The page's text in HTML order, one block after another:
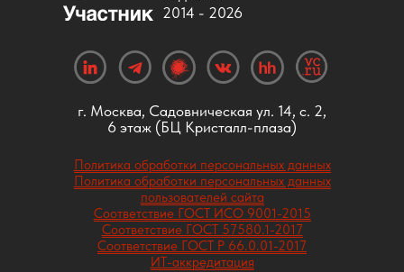
Политика обработки персональных данных
Политика обработки персональных данных
пользователей сайта
Соответствие ГОСТ ИСО 9001-2015
Соответствие ГОСТ 57580.1-2017
Соответствие ГОСТ Р 66.0.01-2017
ИТ-аккредитация
г. Москва, Садовническая ул. 14, с. 2,
6 этаж (БЦ Кристалл-плаза)
2014 - 2026